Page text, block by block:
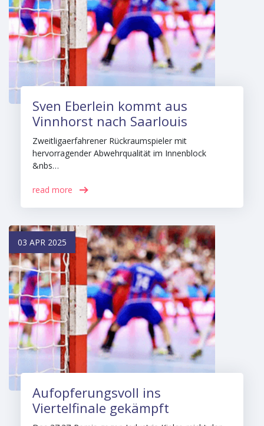
Sven Eberlein kommt aus
Vinnhorst nach Saarlouis
Zweitligaerfahrener Rückraumspieler mit
hervorragender Abwehrqualität im Innenblock
&nbs…
read more
03 APR 2025
Aufopferungsvoll ins
Viertelfinale gekämpft